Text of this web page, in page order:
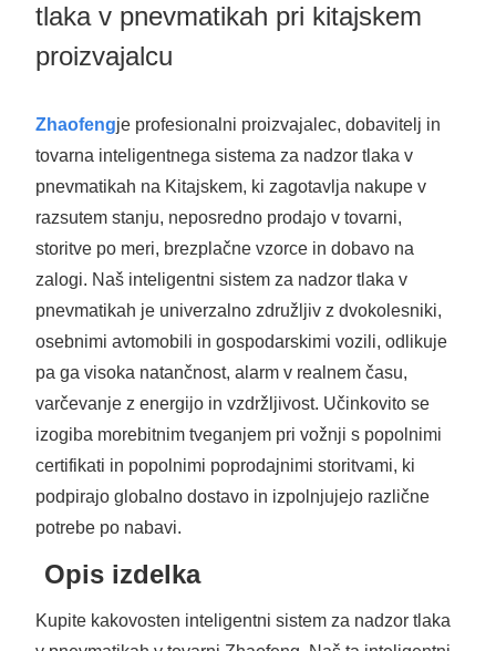
tlaka v pnevmatikah pri kitajskem
proizvajalcu
Zhaofengje profesionalni proizvajalec, dobavitelj in
tovarna inteligentnega sistema za nadzor tlaka v
pnevmatikah na Kitajskem, ki zagotavlja nakupe v
razsutem stanju, neposredno prodajo v tovarni,
storitve po meri, brezplačne vzorce in dobavo na
zalogi. Naš inteligentni sistem za nadzor tlaka v
pnevmatikah je univerzalno združljiv z dvokolesniki,
osebnimi avtomobili in gospodarskimi vozili, odlikuje
pa ga visoka natančnost, alarm v realnem času,
varčevanje z energijo in vzdržljivost. Učinkovito se
izogiba morebitnim tveganjem pri vožnji s popolnimi
certifikati in popolnimi poprodajnimi storitvami, ki
podpirajo globalno dostavo in izpolnjujejo različne
potrebe po nabavi.
Opis izdelka
Kupite kakovosten inteligentni sistem za nadzor tlaka